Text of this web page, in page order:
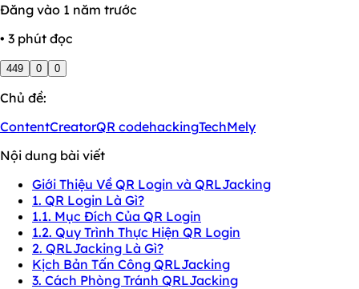
Đăng vào 1 năm trước
• 3 phút đọc
449 0 0
Chủ đề:
ContentCreatorQR codehackingTechMely
Nội dung bài viết
Giới Thiệu Về QR Login và QRLJacking
1. QR Login Là Gì?
1.1. Mục Đích Của QR Login
1.2. Quy Trình Thực Hiện QR Login
2. QRLJacking Là Gì?
Kịch Bản Tấn Công QRLJacking
3. Cách Phòng Tránh QRLJacking